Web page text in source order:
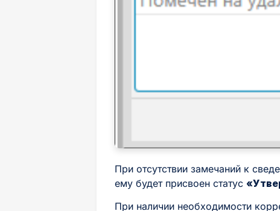
При отсутствии замечаний к
ему будет присвоен статус
При наличии необходимости